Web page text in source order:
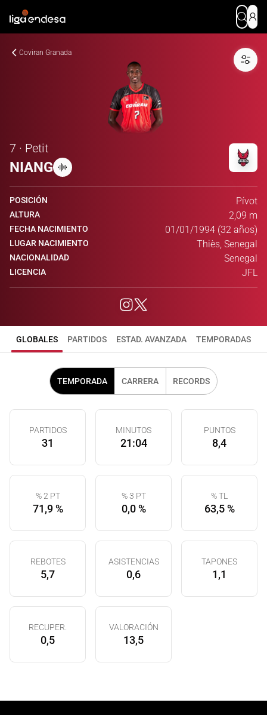
Coviran Granada
7 · Petit
NIANG
POSICIÓN Pívot
ALTURA 2,09 m
FECHA NACIMIENTO 01/01/1994 (32 años)
LUGAR NACIMIENTO Thiès, Senegal
NACIONALIDAD Senegal
LICENCIA JFL
GLOBALES PARTIDOS ESTAD. AVANZADA TEMPORADAS
TEMPORADA CARRERA RECORDS
PARTIDOS
31
MINUTOS
21:04
PUNTOS
8,4
% 2 PT
71,9 %
% 3 PT
0,0 %
% TL
63,5 %
REBOTES
5,7
ASISTENCIAS
0,6
TAPONES
1,1
RECUPER.
0,5
VALORACIÓN
13,5